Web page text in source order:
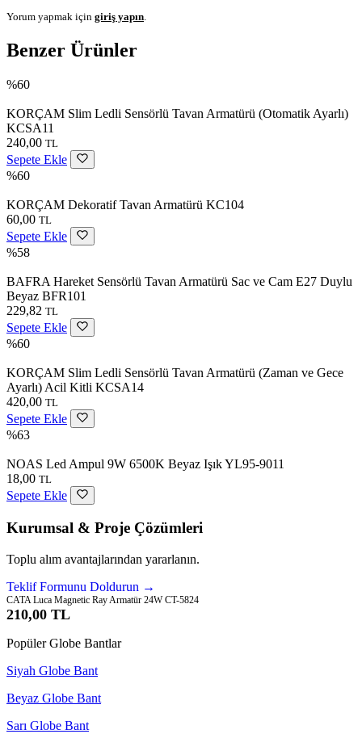
Yorum yapmak için giriş yapın
Benzer Ürünler
%60
KORÇAM Slim Ledli Sensörlü Tavan Armatürü (Otomatik Ayarlı)
KCSA11
240,00 TL
Sepete Ekle
%60
KORÇAM Dekoratif Tavan Armatürü KC104
60,00 TL
Sepete Ekle
%58
BAFRA Hareket Sensörlü Tavan Armatürü Sac ve Cam E27 Duylu
Beyaz BFR101
229,82 TL
Sepete Ekle
%60
KORÇAM Slim Ledli Sensörlü Tavan Armatürü (Zaman ve Gece
Ayarlı) Acil Kitli KCSA14
420,00 TL
Sepete Ekle
%63
NOAS Led Ampul 9W 6500K Beyaz Işık YL95-9011
18,00 TL
Sepete Ekle
Kurumsal & Proje Çözümleri
Toplu alım avantajlarından yararlanın.
Teklif Formunu Doldurun →
CATA Luca Magnetic Ray Armatür 24W CT-5824
210,00 TL
Popüler Globe Bantlar
Siyah Globe Bant
Beyaz Globe Bant
Sarı Globe Bant